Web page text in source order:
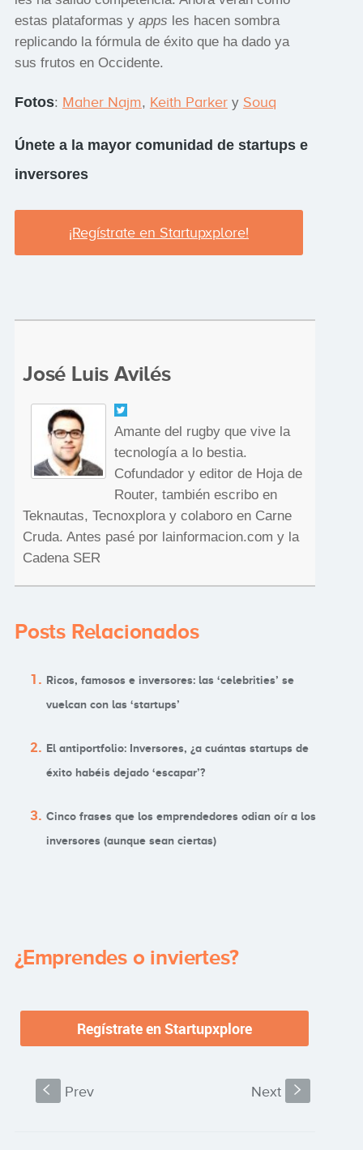
estas plataformas y apps les hacen sombra
replicando la fórmula de éxito que ha dado ya
sus frutos en Occidente.
Fotos: Maher Najm, Keith Parkery Souq
Únete a la mayor comunidad de startups e
inversores
¡Regístrate en Startupxplore!
José Luis Avilés
Amante del rugby que vive la
tecnología a lo bestia.
Cofundador y editor de Hoja de
Router, también escribo en
Teknautas, Tecnoxplora y colaboro en Carne
Cruda. Antes pasé por lainformacion.com y la
Cadena SER
Posts Relacionados
Ricos, famosos e inversores: las ‘celebrities’ se
vuelcan con las ‘startups’
El antiportfolio: Inversores, ¿a cuántas startups de
éxito habéis dejado ‘escapar’?
Cinco frases que los emprendedores odian oír a los
inversores (aunque sean ciertas)
¿Emprendes o inviertes?
S Prev Next s